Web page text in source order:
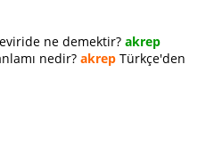
ne demektir? akrep
nedir? akrep Türkçe'den